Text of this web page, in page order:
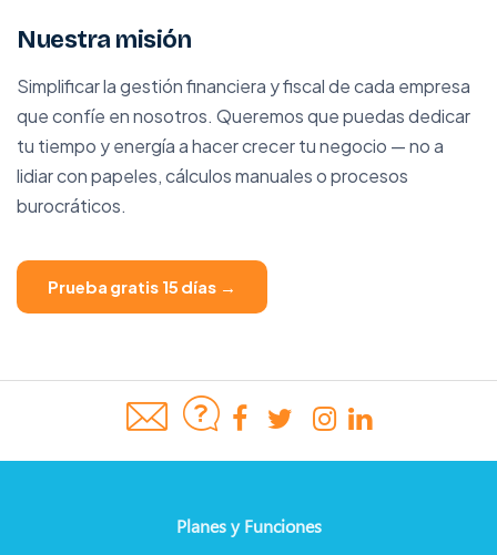
Nuestra misión
Simplificar la gestión financiera y fiscal de cada empresa
que confíe en nosotros. Queremos que puedas dedicar
tu tiempo y energía a hacer crecer tu negocio — no a
lidiar con papeles, cálculos manuales o procesos
burocráticos.
Prueba gratis 15 días →
Planes y Funciones